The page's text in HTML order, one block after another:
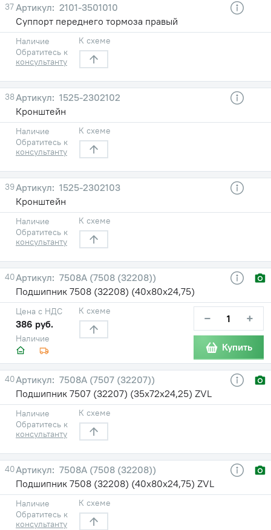
37
2101-3501010
Суппорт переднего тормоза правый
Наличие
Обратитесь к
консультанту
К схеме
38
1525-2302102
Кронштейн
Наличие
Обратитесь к
консультанту
К схеме
39
1525-2302103
Кронштейн
Наличие
Обратитесь к
консультанту
К схеме
40
7508А (7508 (32208))
Подшипник 7508 (32208) (40х80х24,75)
Наличие
Цена с НДС
386 руб.
К схеме − +
Купить
40
7508А (7507 (32207))
Подшипник 7507 (32207) (35х72х24,25) ZVL
Наличие
Обратитесь к
консультанту
К схеме
40
7508А (7508 (32208))
Подшипник 7508 (32208) (40х80х24,75) ZVL
Наличие
Обратитесь к
консультанту
К схеме